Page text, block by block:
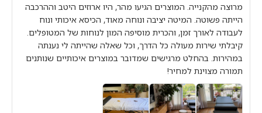
מרוצה מהקנייה. המוצרים הגיעו מהר, היו ארוזים היטב וההרכבה
הייתה פשוטה. המיטה יציבה ונוחה מאוד, הכיסא איכותי ונוח
לעבודה לאורך זמן, והכרית מוסיפה המון לנוחות של המטופלים.
קיבלתי שירות מעולה כל הדרך, וכל שאלה שהייתה לי נענתה
במהירות. בהחלט מרגישים שמדובר במוצרים איכותיים שנותנים
תמורה מצוינת למחיר!